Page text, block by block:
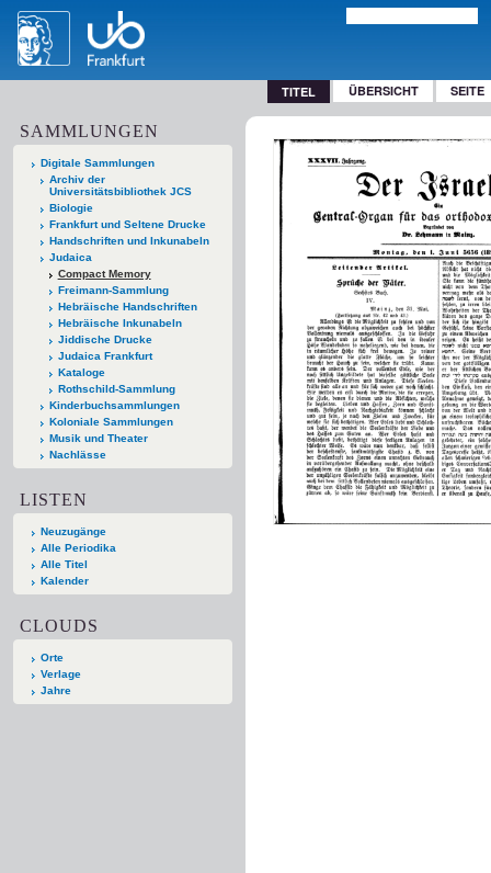
TITEL ÜBERSICHT SEITE
SAMMLUNGEN
Digitale Sammlungen
Archiv der
Universitätsbibliothek JCS
Biologie
Frankfurt und Seltene Drucke
Handschriften und Inkunabeln
Judaica
Compact Memory
Freimann-Sammlung
Hebräische Handschriften
Hebräische Inkunabeln
Jiddische Drucke
Judaica Frankfurt
Kataloge
Rothschild-Sammlung
Kinderbuchsammlungen
Koloniale Sammlungen
Musik und Theater
Nachlässe
LISTEN
Neuzugänge
Alle Periodika
Alle Titel
Kalender
CLOUDS
Orte
Verlage
Jahre